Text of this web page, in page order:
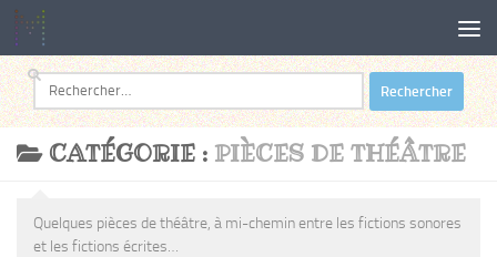
Au dessous du contenu
Rechercher :
CATÉGORIE : PIÈCES DE THÉÂTRE
Quelques pièces de théâtre, à mi-chemin entre les fictions sonores
et les fictions écrites…